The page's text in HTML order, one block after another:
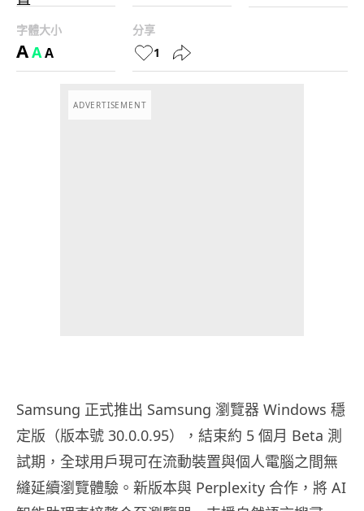
字體大小
AAA
分享
1
ADVERTISEMENT
Samsung 正式推出 Samsung 瀏覽器 Windows 穩
定版（版本號 30.0.0.95），結束約 5 個月 Beta 測
試期，全球用戶現可在流動裝置與個人電腦之間無
縫延續瀏覽體驗。新版本與 Perplexity 合作，將 AI